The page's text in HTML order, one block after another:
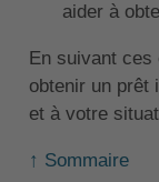
aider à
En suivant ces
obtenir un prêt
et à votre
↑ Sommaire